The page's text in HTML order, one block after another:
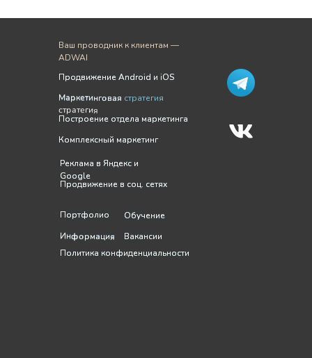
Продвижение в соц. сетях
Комплексный маркетинг
Реклама в Яндекс и
Google
Построение отдела маркетинга
Портфолио
Обучение
Информация
Вакансии
Ваш проводник к клиентам —
ADWAI
Политика конфиденциальности
Продвижение в соц. сетях
Комплексный маркетинг
Реклама в Яндекс и
Google
Построение отдела маркетинга
Портфолио Обучение
Информация
Вакансии
Политика конфиденциальности
Продвижение Android и iOS
Маркетинговая стратегия
Продвижение Android и iOS
Маркетинговая
стратегия